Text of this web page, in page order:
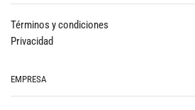
Términos y condiciones
Privacidad
EMPRESA